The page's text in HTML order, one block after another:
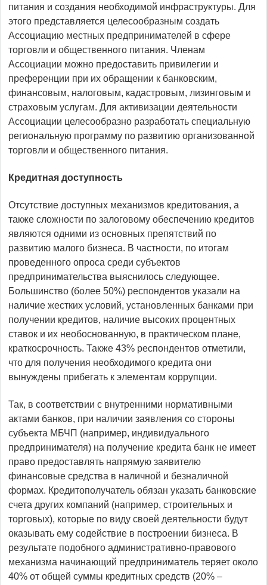
питания и создания необходимой инфраструктуры. Для
этого представляется целесообразным создать
Ассоциацию местных предпринимателей в сфере
торговли и общественного питания. Членам
Ассоциации можно предоставить привилегии и
преференции при их обращении к банковским,
финансовым, налоговым, кадастровым, лизинговым и
страховым услугам. Для активизации деятельности
Ассоциации целесообразно разработать специальную
региональную программу по развитию организованной
торговли и общественного питания.
Кредитная доступность
Отсутствие доступных механизмов кредитования, а
также сложности по залоговому обеспечению кредитов
являются одними из основных препятствий по
развитию малого бизнеса. В частности, по итогам
проведенного опроса среди субъектов
предпринимательства выяснилось следующее.
Большинство (более 50%) респондентов указали на
наличие жестких условий, установленных банками при
получении кредитов, наличие высоких процентных
ставок и их необоснованную, в практическом плане,
краткосрочность. Также 43% респондентов отметили,
что для получения необходимого кредита они
вынуждены прибегать к элементам коррупции.
Так, в соответствии с внутренними нормативными
актами банков, при наличии заявления со стороны
субъекта МБЧП (например, индивидуального
предпринимателя) на получение кредита банк не имеет
право предоставлять напрямую заявителю
финансовые средства в наличной и безналичной
формах. Кредитополучатель обязан указать банковские
счета других компаний (например, строительных и
торговых), которые по виду своей деятельности будут
оказывать ему содействие в построении бизнеса. В
результате подобного административно-правового
механизма начинающий предприниматель теряет около
40% от общей суммы кредитных средств (20% –